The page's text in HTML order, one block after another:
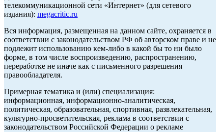
телекоммуникационной сети «Интернет» (для сетевого
издания): megacritic.ru
Вся информация, размещенная на данном сайте, охраняется в
соответствии с законодательством РФ об авторском праве и не
подлежит использованию кем-либо в какой бы то ни было
форме, в том числе воспроизведению, распространению,
переработке не иначе как с письменного разрешения
правообладателя.
Примерная тематика и (или) специализация:
информационная, информационно-аналитическая,
политическая, образовательная, спортивная, развлекательная,
культурно-просветительская, реклама в соответствии с
законодательством Российской Федерации о рекламе